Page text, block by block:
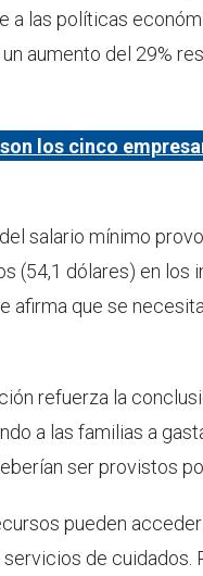
a las políticas
aumento del 29%
los cinco
salario mínimo
(54,1 dólares) en los
afirma que se
refuerza la
a las familias a
ser provistos
pueden
de cuidados.